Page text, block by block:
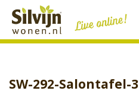
Skip
content
SW-292-Salontafel-3